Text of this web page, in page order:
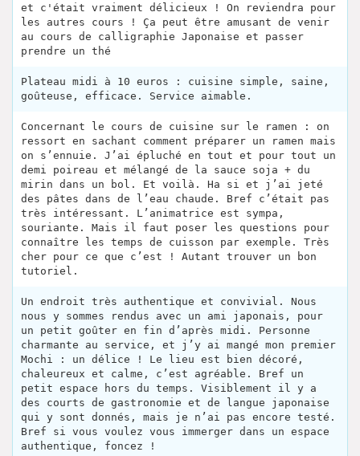
et c'était vraiment délicieux ! On reviendra pour
les autres cours ! Ça peut être amusant de venir
au cours de calligraphie Japonaise et passer
prendre un thé
Plateau midi à 10 euros : cuisine simple, saine,
goûteuse, efficace. Service aimable.
Concernant le cours de cuisine sur le ramen : on
ressort en sachant comment préparer un ramen mais
on s’ennuie. J’ai épluché en tout et pour tout un
demi poireau et mélangé de la sauce soja + du
mirin dans un bol. Et voilà. Ha si et j’ai jeté
des pâtes dans de l’eau chaude. Bref c’était pas
très intéressant. L’animatrice est sympa,
souriante. Mais il faut poser les questions pour
connaître les temps de cuisson par exemple. Très
cher pour ce que c’est ! Autant trouver un bon
tutoriel.
Un endroit très authentique et convivial. Nous
nous y sommes rendus avec un ami japonais, pour
un petit goûter en fin d’après midi. Personne
charmante au service, et j’y ai mangé mon premier
Mochi : un délice ! Le lieu est bien décoré,
chaleureux et calme, c’est agréable. Bref un
petit espace hors du temps. Visiblement il y a
des courts de gastronomie et de langue japonaise
qui y sont donnés, mais je n’ai pas encore testé.
Bref si vous voulez vous immerger dans un espace
authentique, foncez !